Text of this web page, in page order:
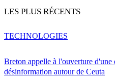
LES PLUS RÉCENTS
Breton appelle à l'ouverture d'une
désinformation autour de Ceuta
TECHNOLOGIES